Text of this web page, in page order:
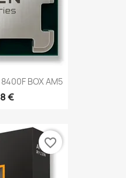
BOX AM5
€
favorite_border